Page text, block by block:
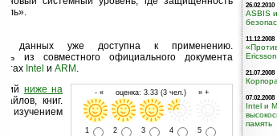
данных уже доступна к применению.
из совместного официального документа
Intel и ARM .
- « оценка: 3.33 (3 чел.) » +
1 2 3 4 5
ниже на
книг.
изучением
26.02.2010
ASBIS
11.12.2008
21.07.2008
07.02.2008
Intel и
память